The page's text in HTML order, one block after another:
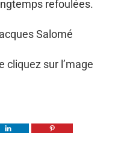
refoulées.
Salomé
cliquez sur l’mage